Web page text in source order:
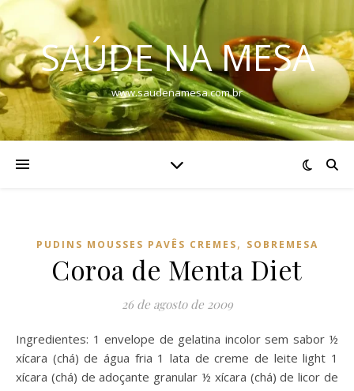
SAÚDE NA MESA
www.saudenamesa.com.br
PUDINS MOUSSES PAVÊS CREMES, SOBREMESA
Coroa de Menta Diet
26 de agosto de 2009
Ingredientes: 1 envelope de gelatina incolor sem sabor ½
xícara (chá) de água fria 1 lata de creme de leite light 1
xícara (chá) de adoçante granular ½ xícara (chá) de licor de